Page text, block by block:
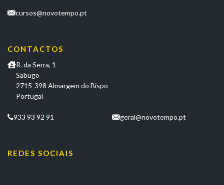
cursos@novotempo.pt
CONTACTOS
R. da Serra, 1
Sabugo
2715-398 Almargem do Bispo
Portugal
933 93 92 91 geral@novotempo.pt
REDES SOCIAIS